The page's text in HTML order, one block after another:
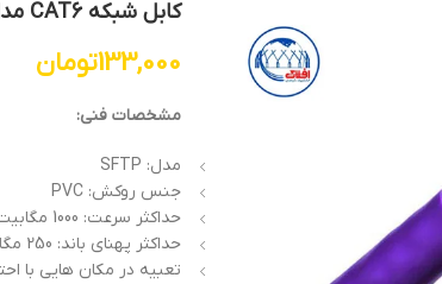
کابل شبکه CAT6 مدل SFTP-PVC افلاک الکتریک خراسان
133,000تومان
مشخصات فنی:
مدل: SFTP
جنس روکش: PVC
حداکثر سرعت: 1000 مگابیت در ثانیه
حداکثر پهنای باند: 250 مگاهرتز
تعبیه در مکان هایی با